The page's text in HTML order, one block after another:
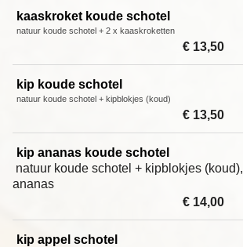
kaaskroket koude schotel
natuur koude schotel + 2 x kaaskroketten
€ 13,50
kip koude schotel
natuur koude schotel + kipblokjes (koud)
€ 13,50
kip ananas koude schotel
natuur koude schotel + kipblokjes (koud),
ananas
€ 14,00
kip appel schotel